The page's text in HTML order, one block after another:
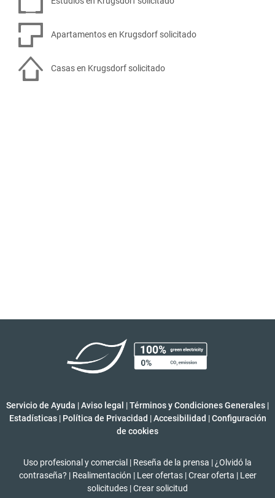
Apartamentos en Krugsdorf solicitado
Casas en Krugsdorf solicitado
Servicio de Ayuda |Aviso legal |Términos y Condiciones Generales |
Estadísticas | Política de Privacidad | Accesibilidad | Configuración
de cookies
Uso profesional y comercial | Reseña de la prensa | ¿Olvidó la
contraseña? | Realimentación | Leer ofertas | Crear oferta | Leer
solicitudes |Crear solicitud